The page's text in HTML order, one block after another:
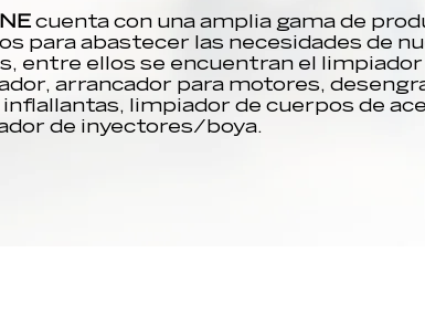
cuenta con una amplia gama de
para abastecer las necesidades de
entre ellos se encuentran el limpiador
arrancador para motores,
limpiador de cuerpos de
de inyectores/boya.